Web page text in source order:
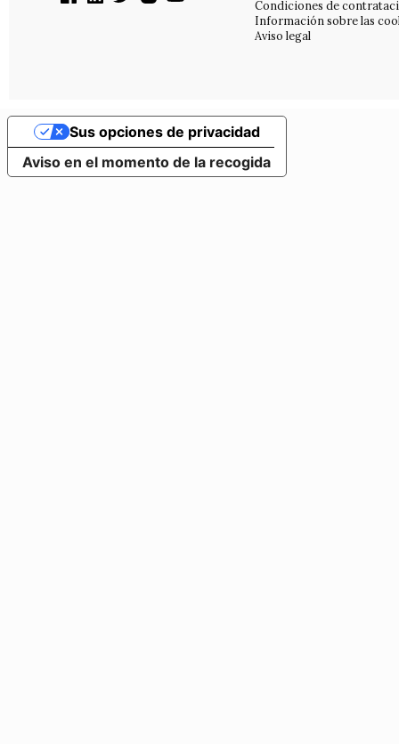
Condiciones de
Información sobre las
Aviso legal
Aviso en el momento de la recogida
Sus opciones de privacidad